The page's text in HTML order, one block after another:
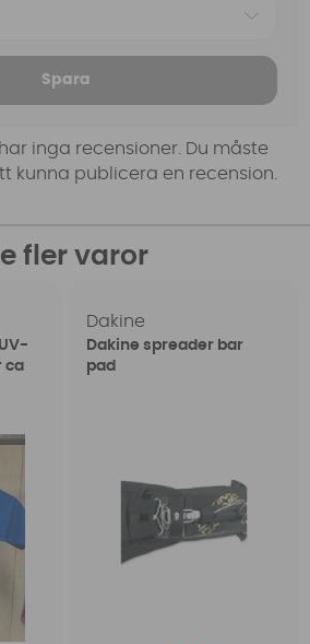
Spara
inga recensioner. Du måste
kunna publicera en recension.
fler varor
ca
Dakine
Dakine spreader bar
pad